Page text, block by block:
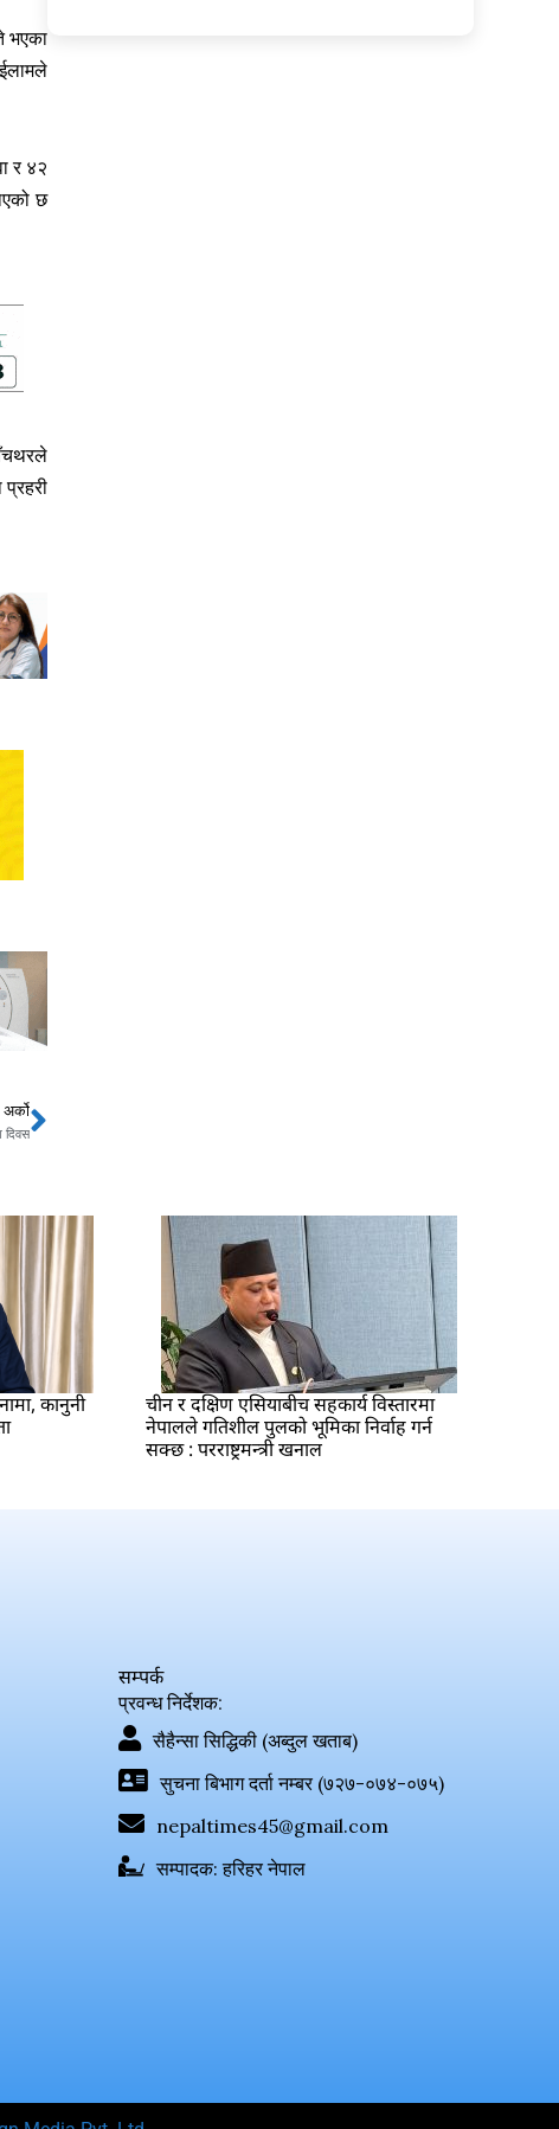
भएका
र ४२
छ
अर्को
दिवसNext
कानुनी
चीन र दक्षिण एसियाबीच सहकार्य विस्तारमा
नेपालले गतिशील पुलको भूमिका निर्वाह गर्न
सक्छ : परराष्ट्रमन्त्री खनाल
सम्पर्क
प्रवन्ध निर्देशक:
सैहैन्सा सिद्धिकी (अब्दुल खताब)
सुचना बिभाग दर्ता नम्बर (७२७-०७४-०७५)
nepaltimes45@gmail.com
सम्पादक: हरिहर नेपाल